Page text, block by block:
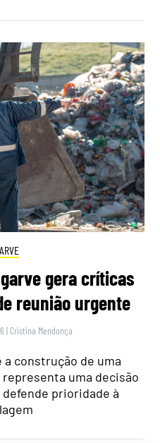
gera críticas
reunião urgente
| Cristina Mendonça
construção de uma
uma decisão
defende prioridade à